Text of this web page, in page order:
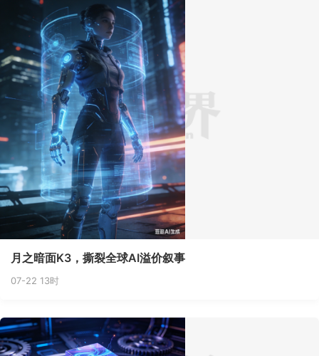
月之暗面K3，撕裂全球AI溢价叙事
07-22 13时